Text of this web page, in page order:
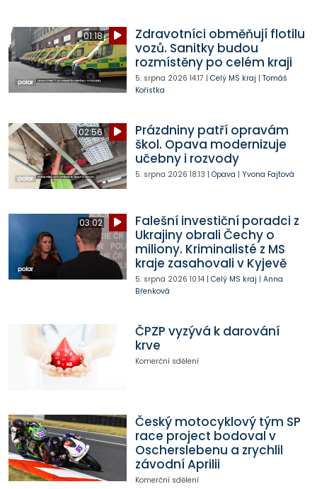
01:18
Zdravotníci obměňují flotilu
vozů. Sanitky budou
rozmístěny po celém kraji
5. srpna 2026 14:17 | Celý MS kraj | Tomáš
Kořistka
02:56
Prázdniny patří opravám
škol. Opava modernizuje
učebny i rozvody
5. srpna 2026 18:13 | Opava | Yvona Fajtová
03:02
Falešní investiční poradci z
Ukrajiny obrali Čechy o
miliony. Kriminalisté z MS
kraje zasahovali v Kyjevě
5. srpna 2026 10:14| Celý MS kraj | Anna
Břenková
ČPZP vyzývá k darování
krve
Komerční sdělení
Český motocyklový tým SP
race project bodoval v
Oscherslebenu a zrychlil
závodní Aprilii
Komerční sdělení